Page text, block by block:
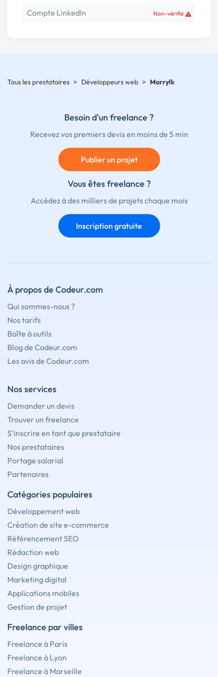
Compte LinkedIn Non-vérifié
Tous les prestataires > Développeurs web > Morrylk
Besoin d'un freelance ?
Recevez vos premiers devis en moins de 5 min
Publier un projet
Vous êtes freelance ?
Accédez à des milliers de projets chaque mois
Inscription gratuite
À propos de Codeur.com
Qui sommes-nous ?
Nos tarifs
Boîte à outils
Blog de Codeur.com
Les avis de Codeur.com
Nos services
Demander un devis
Trouver un freelance
S'inscrire en tant que prestataire
Nos prestataires
Portage salarial
Partenaires
Catégories populaires
Développement web
Création de site e-commerce
Référencement SEO
Rédaction web
Design graphique
Marketing digital
Applications mobiles
Gestion de projet
Freelance par villes
Freelance à Paris
Freelance à Lyon
Freelance à Marseille